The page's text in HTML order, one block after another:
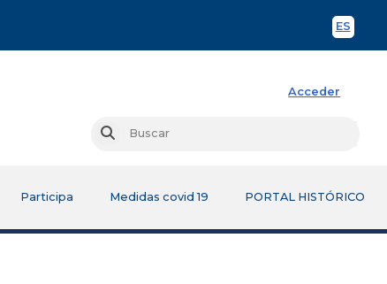
ES
Acceder
Buscar
Participa Medidas covid 19 PORTAL HISTÓRICO